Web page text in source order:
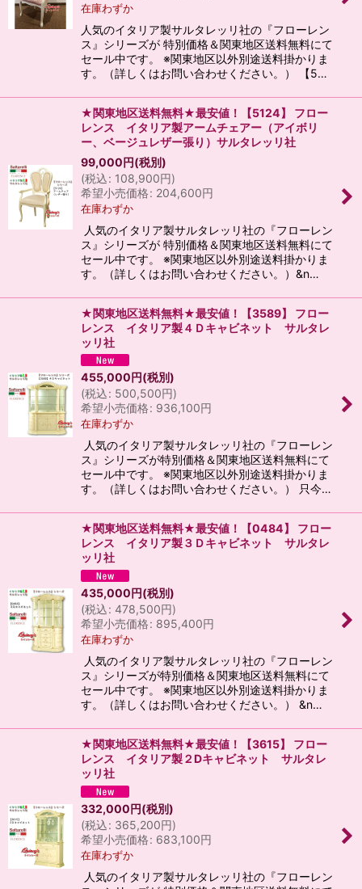
在庫わずか
人気のイタリア製サルタレッリ社の『フローレン
ス』シリーズが 特別価格＆関東地区送料無料にて
セール中です。 ※関東地区以外別途送料掛かりま
す。（詳しくはお問い合わせください。） 【5…
★関東地区送料無料★最安値！【5124】 フロー
レンス イタリア製アームチェアー（アイボリ
ー、ベージュレザー張り）サルタレッリ社
99,000円(税別)
(税込: 108,900円)
希望小売価格: 204,600円
在庫わずか
人気のイタリア製サルタレッリ社の『フローレン
ス』シリーズが 特別価格＆関東地区送料無料にて
セール中です。 ※関東地区以外別途送料掛かりま
す。（詳しくはお問い合わせください。）&n…
★関東地区送料無料★最安値！【3589】 フロー
レンス イタリア製４Ｄキャビネット サルタレ
ッリ社
455,000円(税別)
(税込: 500,500円)
希望小売価格: 936,100円
在庫わずか
人気のイタリア製サルタレッリ社の『フローレン
ス』シリーズが特別価格＆関東地区送料無料にて
セール中です。 ※関東地区以外別途送料掛かりま
す。（詳しくはお問い合わせください。） 只今…
★関東地区送料無料★最安値！【0484】 フロー
レンス イタリア製３Ｄキャビネット サルタレ
ッリ社
435,000円(税別)
(税込: 478,500円)
希望小売価格: 895,400円
在庫わずか
人気のイタリア製サルタレッリ社の『フローレン
ス』シリーズが特別価格＆関東地区送料無料にて
セール中です。 ※関東地区以外別途送料掛かりま
す。（詳しくはお問い合わせください。） &n…
★関東地区送料無料★最安値！【3615】 フロー
レンス イタリア製２Dキャビネット サルタレ
ッリ社
332,000円(税別)
(税込: 365,200円)
希望小売価格: 683,100円
在庫わずか
人気のイタリア製サルタレッリ社の『フローレン